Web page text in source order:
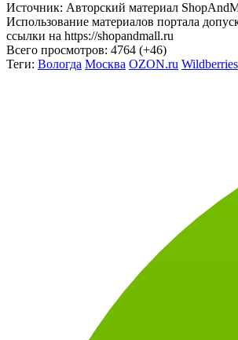
Использование материалов портала
ссылки на https://shopandmall.ru
Всего просмотров:4764 (+46)
Теги: Вологда Москва OZON.ru